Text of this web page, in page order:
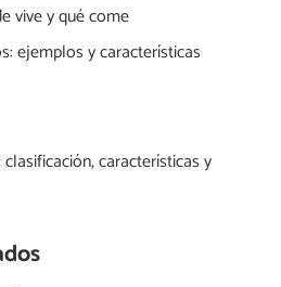
vive y qué come
ejemplos y características
características y